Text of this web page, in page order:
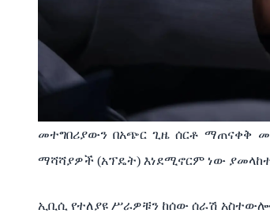
መተግበሪያውን በአጭር ጊዜ ሰርቶ ማጠናቀቅ
ማሻሻያዎች (አፕዴት) እነደሚኖርም ነው
ኢቢሲ የተለያዩ ሥራዎቹን ከሰው ሰራሽ